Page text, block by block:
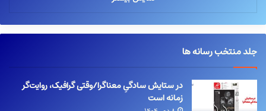
جلد منتخب رسانه ها
در ستایش سادگیِ معناگرا/وقتی گرافیک، روایت‌گر
زمانه است